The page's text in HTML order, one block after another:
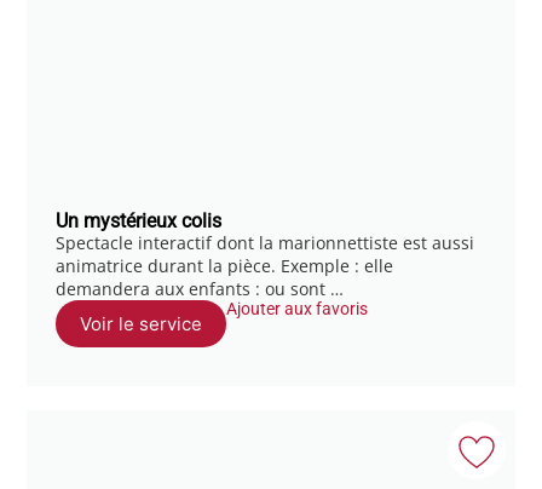
Un mystérieux colis
Spectacle interactif dont la marionnettiste est aussi
animatrice durant la pièce. Exemple : elle
demandera aux enfants : ou sont …
Voir le service
Ajouter aux favoris